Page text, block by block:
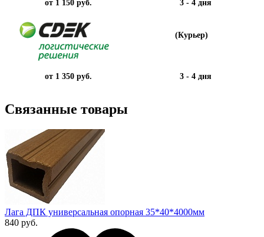
от 1 150 руб. 3 - 4 дня
(Курьер)
от 1 350 руб. 3 - 4 дня
Связанные товары
Лага ДПК универсальная опорная 35*40*4000мм
840 руб.